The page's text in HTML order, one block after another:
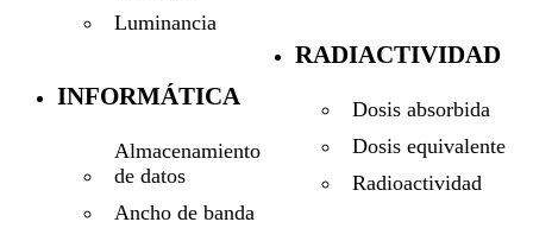
Luminancia
INFORMÁTICA
Almacenamiento
de datos
Ancho de banda
RADIACTIVIDAD
Dosis absorbida
Dosis equivalente
Radioactividad